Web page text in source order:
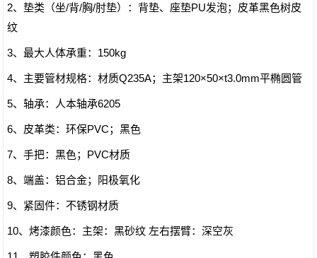
2、垫类（坐/背/胸/肘垫）：背垫、座垫PU发泡；皮革黑色树皮
纹
3、最大人体承重：150kg
4、主要管材规格：材质Q235A；主架120×50×t3.0mm平椭圆管
5、轴承：人本轴承6205
6、皮革类：环保PVC；黑色
7、手把：黑色；PVC材质
8、端盖：铝合金；阳极氧化
9、紧固件：不锈钢材质
10、烤漆颜色：主架：黑砂纹 左右摆臂：深空灰